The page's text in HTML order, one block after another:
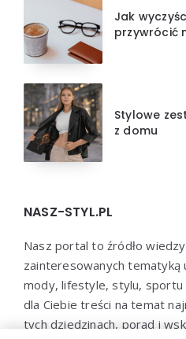
Jak
przywrócić
Stylowe
z domu
NASZ-STYL.PL
Nasz portal to źródło
zainteresowanych
mody, lifestyle, stylu,
dla Ciebie treści na temat
tych dziedzinach, porad i